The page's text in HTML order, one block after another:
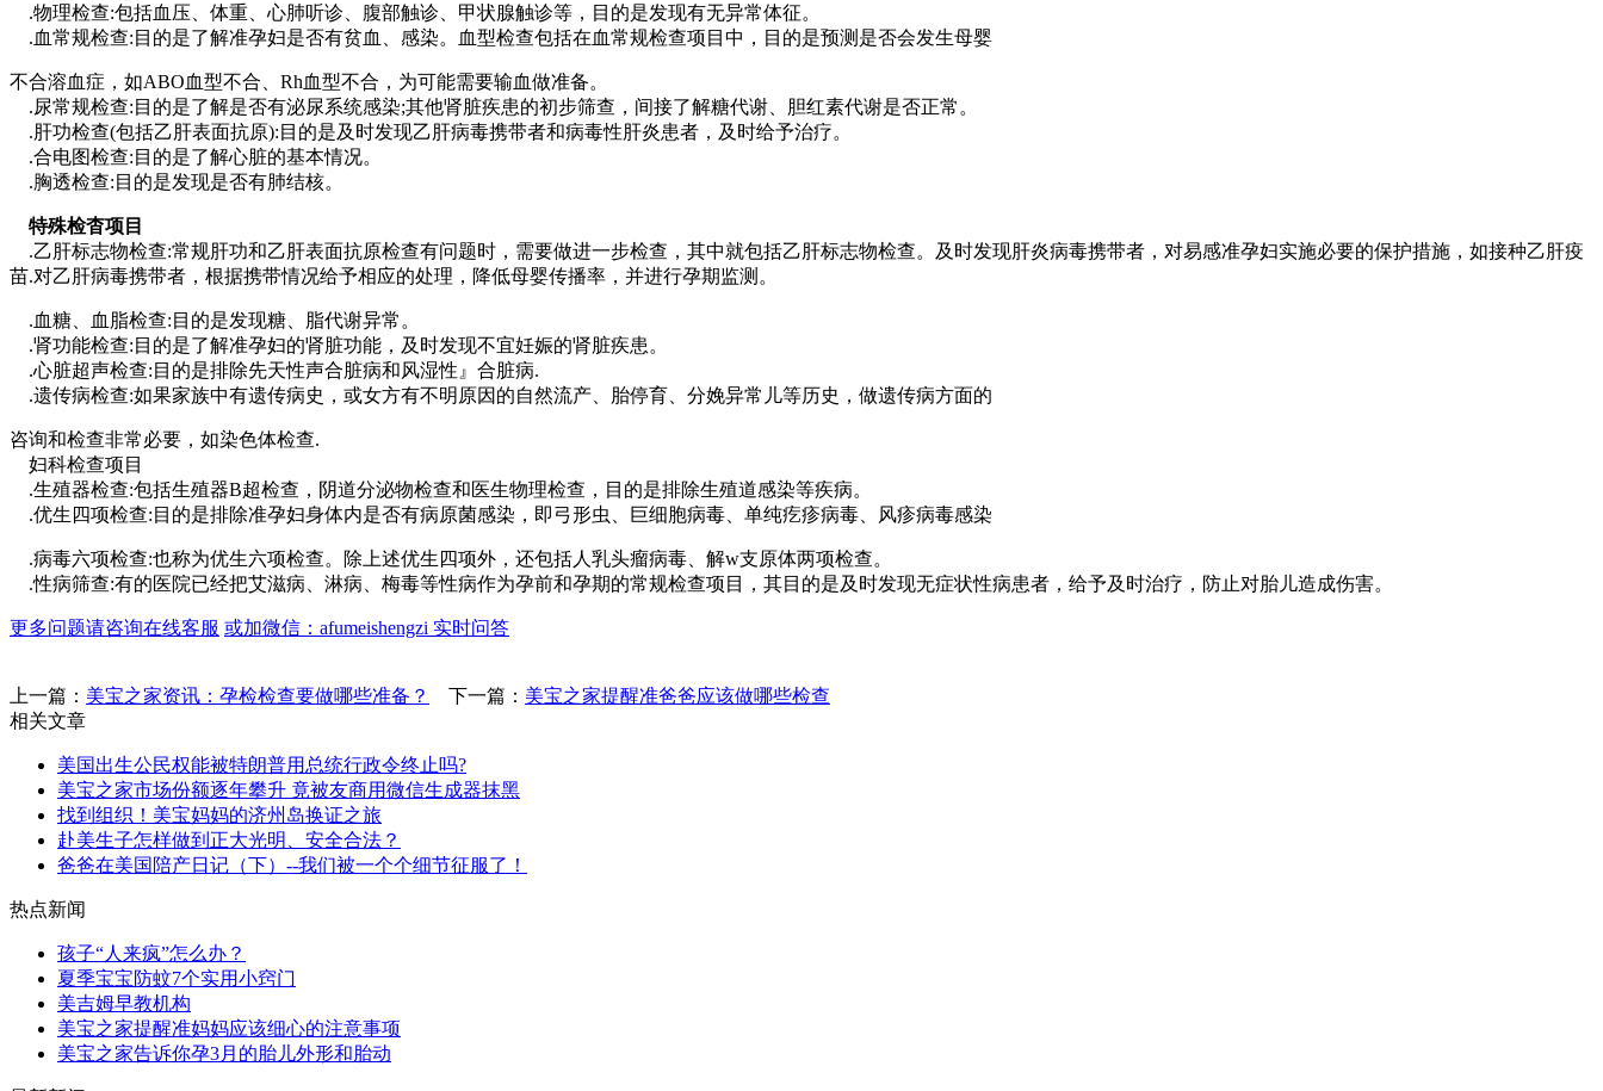
.物理检查:包括血压、体重、心肺听诊、腹部触诊、甲状腺触诊等，目的是发现有无异常体征。
.血常规检查:目的是了解准孕妇是否有贫血、感染。血型检查包括在血常规检查项目中，目的是预测是否会发生母婴
不合溶血症，如ABO血型不合、Rh血型不合，为可能需要输血做准备。
.尿常规检查:目的是了解是否有泌尿系统感染;其他肾脏疾患的初步筛查，间接了解糖代谢、胆红素代谢是否正常。
.肝功检查(包括乙肝表面抗原):目的是及时发现乙肝病毒携带者和病毒性肝炎患者，及时给予治疗。
.合电图检查:目的是了解心脏的基本情况。
.胸透检查:目的是发现是否有肺结核。
特殊检杳项目
.乙肝标志物检查:常规肝功和乙肝表面抗原检查有问题时，需要做进一步检查，其中就包括乙肝标志物检查。及时发现肝炎病毒携带者，对易感准孕妇实施必要的保护措施，如接种乙肝疫
苗.对乙肝病毒携带者，根据携带情况给予相应的处理，降低母婴传播率，并进行孕期监测。
.血糖、血脂检查:目的是发现糖、脂代谢异常。
.肾功能检查:目的是了解准孕妇的肾脏功能，及时发现不宜妊娠的肾脏疾患。
.心脏超声检查:目的是排除先天性声合脏病和风湿性』合脏病.
.遗传病检查:如果家族中有遗传病史，或女方有不明原因的自然流产、胎停育、分娩异常儿等历史，做遗传病方面的
咨询和检查非常必要，如染色体检查.
妇科检查项目
.生殖器检查:包括生殖器B超检查，阴道分泌物检查和医生物理检查，目的是排除生殖道感染等疾病。
.优生四项检查:目的是排除准孕妇身体内是否有病原菌感染，即弓形虫、巨细胞病毒、单纯疙疹病毒、风疹病毒感染
.病毒六项检查:也称为优生六项检查。除上述优生四项外，还包括人乳头瘤病毒、解w支原体两项检查。
.性病筛查:有的医院已经把艾滋病、淋病、梅毒等性病作为孕前和孕期的常规检查项目，其目的是及时发现无症状性病患者，给予及时治疗，防止对胎儿造成伤害。
更多问题请咨询在线客服 或加微信：afumeishengzi 实时问答
上一篇： 美宝之家资讯：孕检检查要做哪些准备？ 下一篇： 美宝之家提醒准爸爸应该做哪些检查
相关文章
美国出生公民权能被特朗普用总统行政令终止吗?
美宝之家市场份额逐年攀升 竟被友商用微信生成器抹黑
找到组织！美宝妈妈的济州岛换证之旅
赴美生子怎样做到正大光明、安全合法？
爸爸在美国陪产日记（下）--我们被一个个细节征服了！
热点新闻
孩子“人来疯”怎么办？
夏季宝宝防蚊7个实用小窍门
美吉姆早教机构
美宝之家提醒准妈妈应该细心的注意事项
美宝之家告诉你孕3月的胎儿外形和胎动